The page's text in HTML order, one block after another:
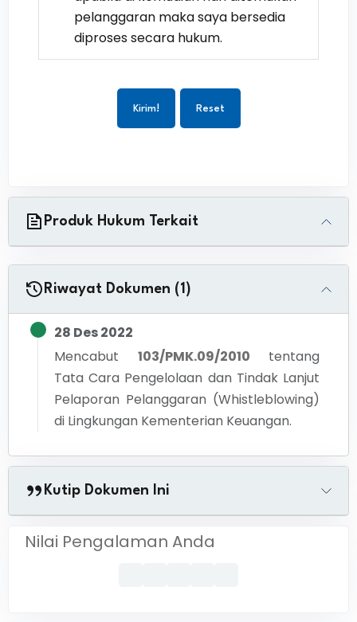
pelanggaran maka saya bersedia
diproses secara hukum.
Kirim! Reset
Produk Hukum Terkait
Riwayat Dokumen (1)
28 Des 2022
Mencabut
103/PMK.09/2010
tentang
Tata Cara Pengelolaan dan Tindak Lanjut
Pelaporan Pelanggaran (Whistleblowing)
di Lingkungan Kementerian Keuangan.
Kutip Dokumen Ini
Nilai Pengalaman Anda